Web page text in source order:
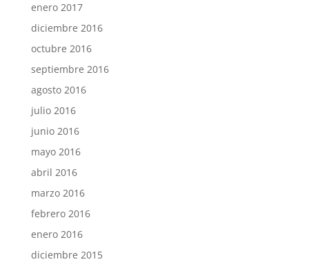
enero 2017
diciembre 2016
octubre 2016
septiembre 2016
agosto 2016
julio 2016
junio 2016
mayo 2016
abril 2016
marzo 2016
febrero 2016
enero 2016
diciembre 2015